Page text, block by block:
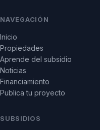
NAVEGACIÓN
Inicio
Propiedades
Aprende del subsidio
Noticias
Financiamiento
Publica tu proyecto
SUBSIDIOS